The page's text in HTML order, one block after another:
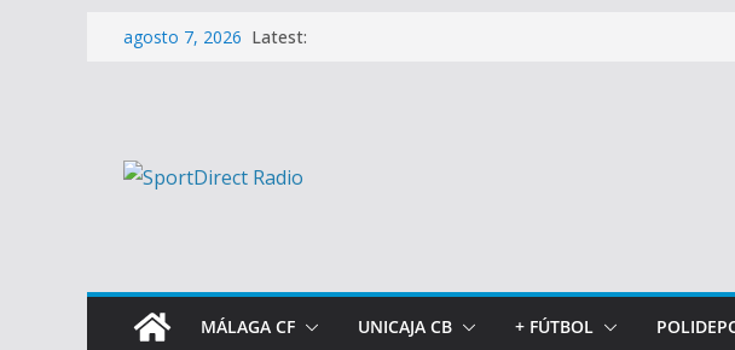
Saltaragosto 7, 2026 Latest:
MÁLAGA CF UNICAJA CB + FÚTBOL